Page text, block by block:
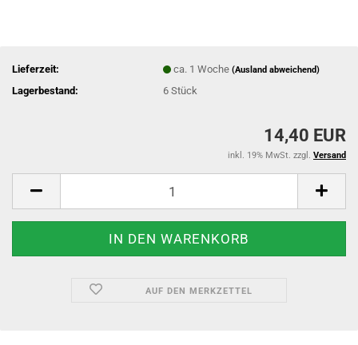
Lieferzeit: ca. 1 Woche(Ausland abweichend)
Lagerbestand: 6Stück
14,40 EUR
inkl. 19% MwSt. zzgl. Versand
AUF DEN MERKZETTEL